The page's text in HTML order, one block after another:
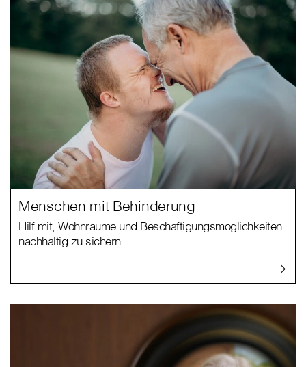
Menschen mit Behinderung
Hilf mit, Wohnräume und Beschäftigungsmöglichkeiten
nachhaltig zu sichern.